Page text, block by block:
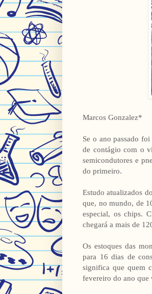
Marcos Gonzalez*
Se o ano passado
de contágio com o
semicondutores e
do primeiro.
Estudo atualizados
que, no mundo, de
especial, os chips.
chegará a mais de
Os estoques das
para 16 dias de
significa que quem
fevereiro do ano que